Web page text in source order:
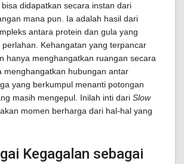
didapatkan secara instan dari
mana pun. Ia adalah hasil dari
antara protein dan gula yang
Kehangatan yang terpancar
hanya menghangatkan ruangan secara
menghangatkan hubungan antar
yang berkumpul menanti potongan
masih mengepul. Inilah inti dari Slow
momen berharga dari hal-hal yang
Kegagalan sebagai